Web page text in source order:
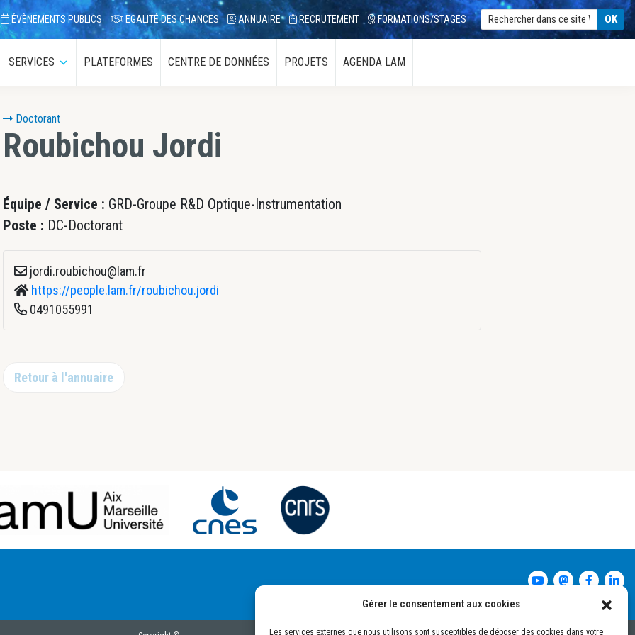
Gérer le consentement aux cookies
Les services externes que nous utilisons sont susceptibles de déposer des cookies dans votre
ÉVÈNEMENTS PUBLICS EGALITÉ DES CHANCES ANNUAIRE RECRUTEMENT FORMATIONS/STAGES
SERVICES
Sous-
menuPLATEFORMES CENTRE DE DONNÉES PROJETS AGENDA LAM
Doctorant
Roubichou Jordi
Équipe / Service : GRD-Groupe R&D Optique-Instrumentation
Poste : DC-Doctorant
jordi.roubichou@lam.fr
https://people.lam.fr/roubichou.jordi
0491055991
Retour à l'annuaire